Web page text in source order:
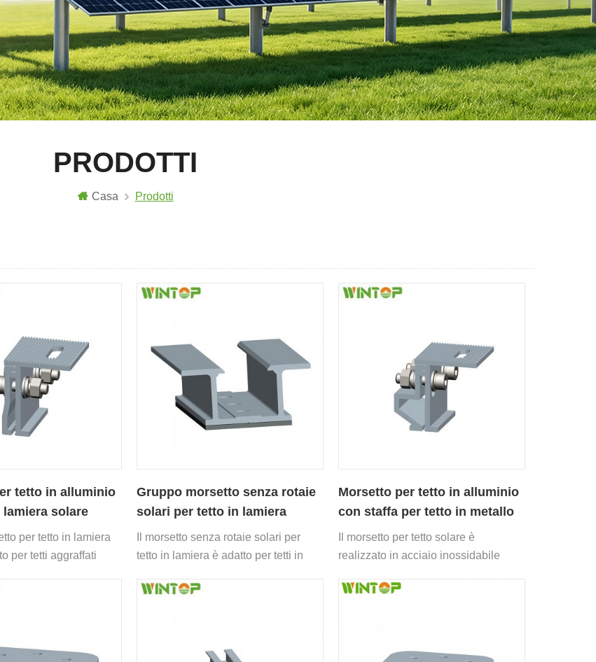
PRODOTTI
Casa Prodotti
tetto in alluminio
solare
per tetto in lamiera
per tetti aggraffati
Gruppo morsetto senza rotaie
solari per tetto in lamiera
Il morsetto senza rotaie solari per
tetto in lamiera è adatto per tetti in
installazione di binari.
Morsetto per tetto in alluminio
con staffa per tetto in metallo
aggraffato
Il morsetto per tetto solare è
realizzato in acciaio inossidabile
materiali